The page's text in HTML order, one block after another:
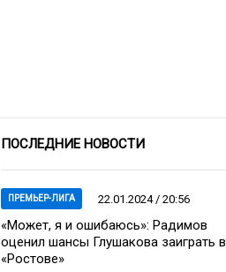
ПОСЛЕДНИЕ НОВОСТИ
ПРЕМЬЕР-ЛИГА 22.01.2024 / 20:56
«Может, я и ошибаюсь»: Радимов
оценил шансы Глушакова заиграть в
«Ростове»